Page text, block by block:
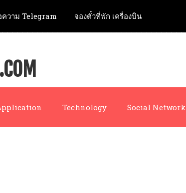
ความ Telegram จองตั๋วที่พัก เครื่องบิน
Technology Social Network